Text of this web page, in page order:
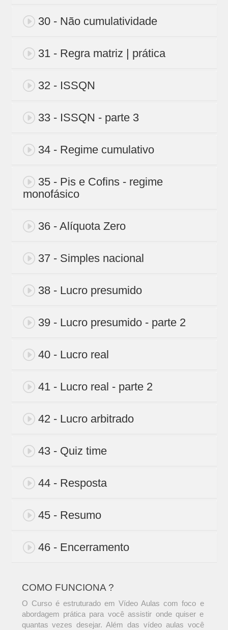
30 - Não cumulatividade
31 - Regra matriz | prática
32 - ISSQN
33 - ISSQN - parte 3
34 - Regime cumulativo
35 - Pis e Cofins - regime
monofásico
36 - Alíquota Zero
37 - Simples nacional
38 - Lucro presumido
39 - Lucro presumido - parte 2
40 - Lucro real
41 - Lucro real - parte 2
42 - Lucro arbitrado
43 - Quiz time
44 - Resposta
45 - Resumo
46 - Encerramento
COMO FUNCIONA ?
O Curso é estruturado em Vídeo Aulas com foco e
abordagem prática para você assistir onde quiser e
quantas vezes desejar. Além das vídeo aulas você